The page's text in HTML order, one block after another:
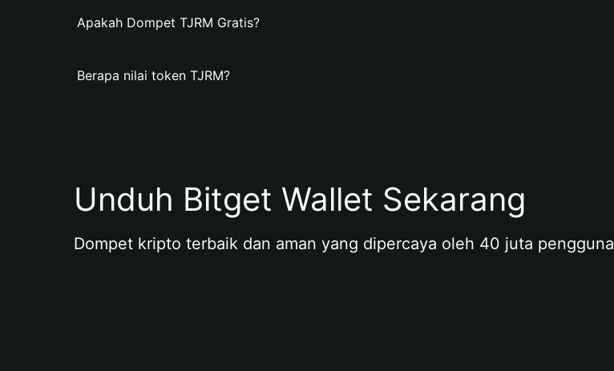
Apakah Dompet TJRM Gratis?
Berapa nilai token TJRM?
Unduh Bitget Wallet Sekarang
Dompet kripto terbaik dan aman yang dipercaya oleh 40 juta pengguna